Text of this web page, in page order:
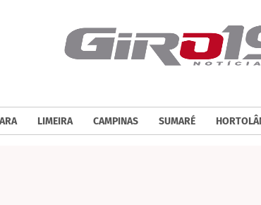
LIMEIRA CAMPINAS SUMARÉ